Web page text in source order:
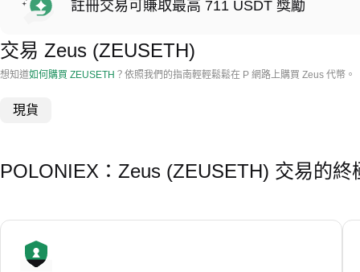
註冊交易可賺取最高 711 USDT 獎勵
交易 Zeus (ZEUSETH)
想知道如何購買 ZEUSETH ？依照我們的指南輕輕鬆鬆在 P 網路上購買 Zeus 代幣。
現貨
POLONIEX：Zeus (ZEUSETH) 交易的終